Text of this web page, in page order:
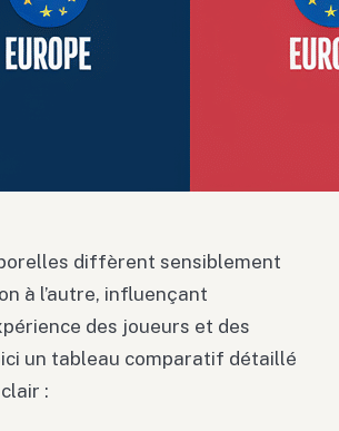
diffèrent sensiblement
à l’autre, influençant
des joueurs et des
un tableau comparatif détaillé
: